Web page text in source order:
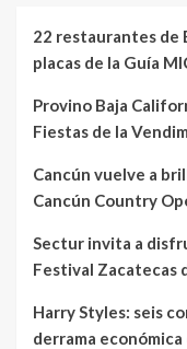
22 restaurantes de
placas de la Guía
Provino Baja
Fiestas de la
Cancún vuelve a
Cancún Country
Sectur invita a
Festival Zacatecas
Harry Styles: seis
derrama económica